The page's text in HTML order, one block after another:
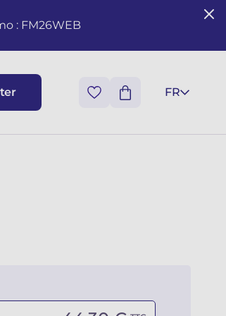
: FM26WEB
FR